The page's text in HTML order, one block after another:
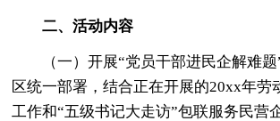
二、活动内容
（一）开展“党员干部进民企解难题
区统一部署，结合正在开展的20xx年劳
工作和“五级书记大走访”包联服务民营